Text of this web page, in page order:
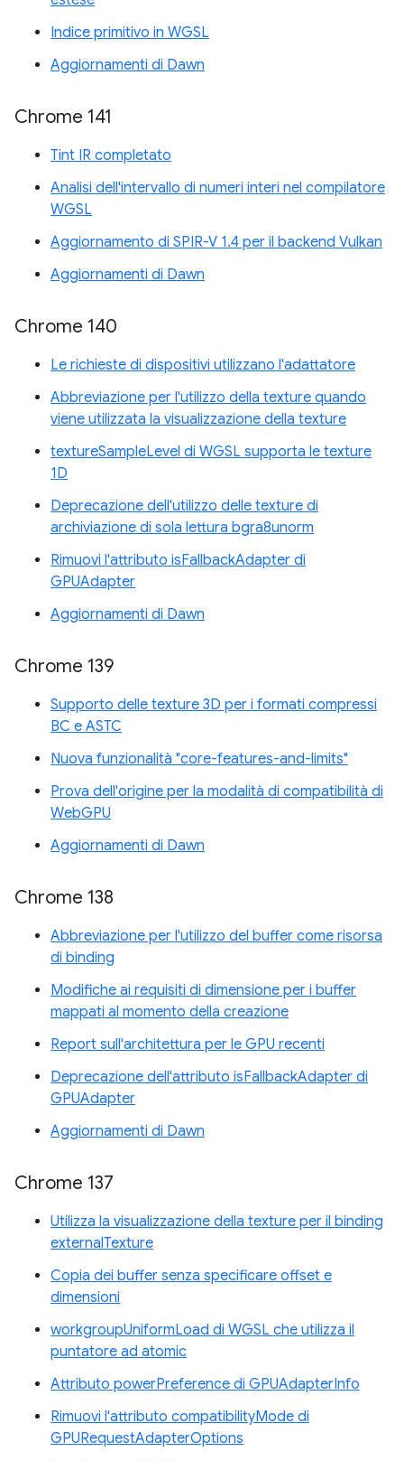
Indice primitivo in WGSL
Aggiornamenti di Dawn
Chrome 141
Tint IR completato
Analisi dell'intervallo di numeri interi nel compilatore
WGSL
Aggiornamento di SPIR-V 1.4 per il backend Vulkan
Aggiornamenti di Dawn
Chrome 140
Le richieste di dispositivi utilizzano l'adattatore
Abbreviazione per l'utilizzo della texture quando
viene utilizzata la visualizzazione della texture
textureSampleLevel di WGSL supporta le texture
1D
Deprecazione dell'utilizzo delle texture di
archiviazione di sola lettura bgra8unorm
Rimuovi l'attributo isFallbackAdapter di
GPUAdapter
Aggiornamenti di Dawn
Chrome 139
Supporto delle texture 3D per i formati compressi
BC e ASTC
Nuova funzionalità "core-features-and-limits"
Prova dell'origine per la modalità di compatibilità di
WebGPU
Aggiornamenti di Dawn
Chrome 138
Abbreviazione per l'utilizzo del buffer come risorsa
di binding
Modifiche ai requisiti di dimensione per i buffer
mappati al momento della creazione
Report sull'architettura per le GPU recenti
Deprecazione dell'attributo isFallbackAdapter di
GPUAdapter
Aggiornamenti di Dawn
Chrome 137
Utilizza la visualizzazione della texture per il binding
externalTexture
Copia dei buffer senza specificare offset e
dimensioni
workgroupUniformLoad di WGSL che utilizza il
puntatore ad atomic
Attributo powerPreference di GPUAdapterInfo
Rimuovi l'attributo compatibilityMode di
GPURequestAdapterOptions